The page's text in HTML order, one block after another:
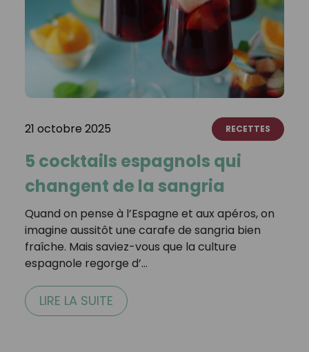
21 octobre 2025 RECETTES
5 cocktails espagnols qui
changent de la sangria
Quand on pense à l’Espagne et aux apéros, on
imagine aussitôt une carafe de sangria bien
fraîche. Mais saviez-vous que la culture
espagnole regorge d’…
LIRE LA SUITE